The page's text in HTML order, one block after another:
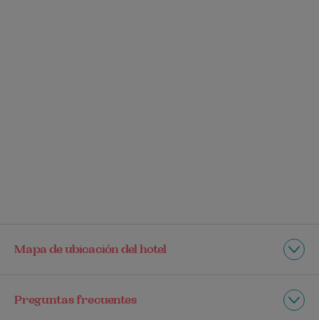
Mapa de ubicación del hotel
Preguntas frecuentes